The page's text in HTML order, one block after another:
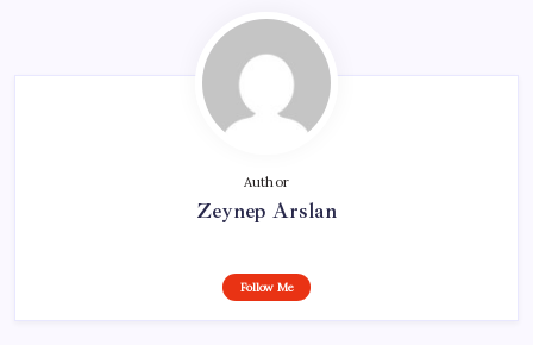
Author
Zeynep Arslan
Follow Me